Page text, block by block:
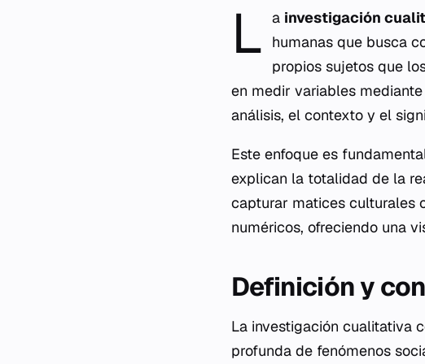
L a investigación
humanas que busca
propios sujetos que
en medir variables
análisis, el contexto y el
Este enfoque es
explican la totalidad de la
capturar matices culturales
numéricos, ofreciendo una
Definición y
La investigación cualitativa
profunda de fenómenos